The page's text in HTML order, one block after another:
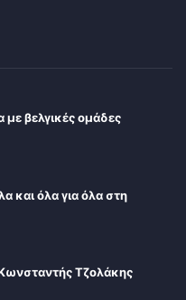
βελγικές ομάδες
και όλα για όλα στη
Τζολάκης